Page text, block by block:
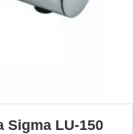
Sigma LU-150